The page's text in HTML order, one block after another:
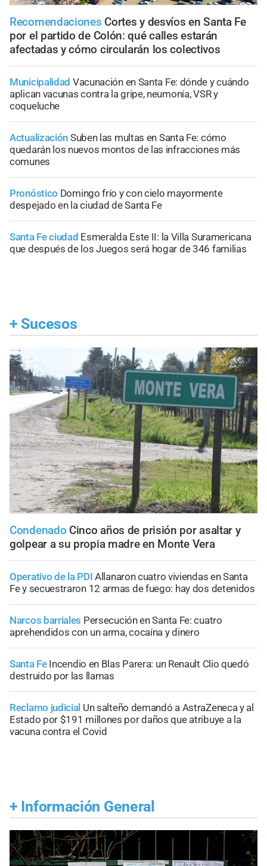
Recomendaciones Cortes y desvíos en Santa Fe
por el partido de Colón: qué calles estarán
afectadas y cómo circularán los colectivos
Municipalidad Vacunación en Santa Fe: dónde y cuándo
aplican vacunas contra la gripe, neumonía, VSR y
coqueluche
Actualización Suben las multas en Santa Fe: cómo
quedarán los nuevos montos de las infracciones más
comunes
Pronóstico Domingo frío y con cielo mayormente
despejado en la ciudad de Santa Fe
Santa Fe ciudad Esmeralda Este II: la Villa Suramericana
que después de los Juegos será hogar de 346 familias
+ Sucesos
Condenado Cinco años de prisión por asaltar y
golpear a su propia madre en Monte Vera
Operativo de la PDI Allanaron cuatro viviendas en Santa
Fe y secuestraron 12 armas de fuego: hay dos detenidos
Narcos barriales Persecución en Santa Fe: cuatro
aprehendidos con un arma, cocaína y dinero
Santa Fe Incendio en Blas Parera: un Renault Clio quedó
destruido por las llamas
Reclamo judicial Un salteño demandó a AstraZeneca y al
Estado por $191 millones por daños que atribuye a la
vacuna contra el Covid
+ Información General